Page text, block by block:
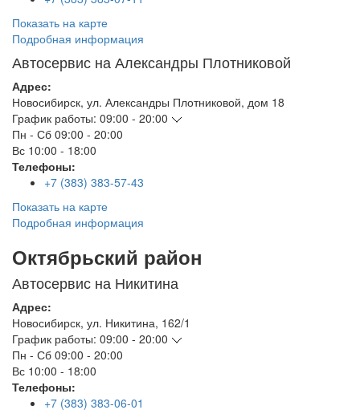
Показать на карте
Подробная информация
Автосервис на Александры Плотниковой
Адрес:
Новосибирск, ул. Александры Плотниковой, дом 18
График работы: 09:00 - 20:00
Пн - Сб 09:00 - 20:00
Вс 10:00 - 18:00
Телефоны:
+7 (383) 383-57-43
Показать на карте
Подробная информация
Октябрьский район
Автосервис на Никитина
Адрес:
Новосибирск, ул. Никитина, 162/1
График работы: 09:00 - 20:00
Пн - Сб 09:00 - 20:00
Вс 10:00 - 18:00
Телефоны:
+7 (383) 383-06-01